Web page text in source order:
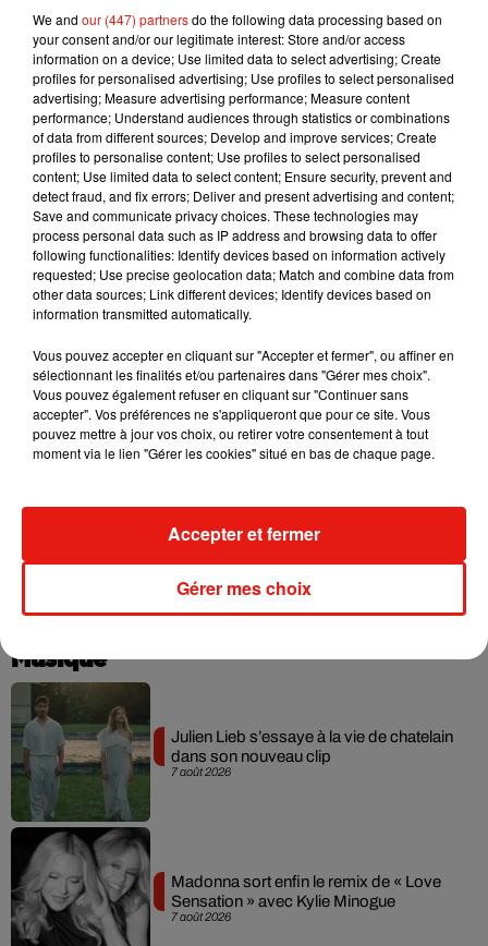
Voir cette publication sur Instagram
#Throwback To Brad Pitt in 2012. #Bradpitt #2012
Une publication partagée parBrad Pitt(@bradpittoffcial) le 9 Oct.
Une chose semble donc sûre : si Brad Pitt rejoint un jour
Thomas Shelby et sa bande, c'est pour un vrai rôle et non en
beau gosse d'Hollywood débarquera, ou non, dans les
prochains épisodes. Affaire à suivre...
Musique
7 août 2026
Julien Lieb s’essaye à la vie de chatelain
dans son nouveau clip
7 août 2026
Madonna sort enfin le remix de « Love
Sensation » avec Kylie Minogue
We and our (447) partnersdo the following data processing based on
your consent and/or our legitimate interest: Store and/or access
information on a device; Use limited data to select advertising; Create
profiles for personalised advertising; Use profiles to select personalised
advertising; Measure advertising performance; Measure content
performance; Understand audiences through statistics or combinations
of data from different sources; Develop and improve services; Create
profiles to personalise content; Use profiles to select personalised
content; Use limited data to select content; Ensure security, prevent and
detect fraud, and fix errors; Deliver and present advertising and content;
Save and communicate privacy choices. These technologies may
process personal data such as IP address and browsing data to offer
following functionalities: Identify devices based on information actively
requested; Use precise geolocation data; Match and combine data from
other data sources; Link different devices; Identify devices based on
information transmitted automatically.
Vous pouvez accepter en cliquant sur "Accepter et fermer", ou affiner en
sélectionnant les finalités et/ou partenaires dans "Gérer mes choix".
Vous pouvez également refuser en cliquant sur "Continuer sans
accepter". Vos préférences ne s'appliqueront que pour ce site. Vous
pouvez mettre à jour vos choix, ou retirer votre consentement à tout
moment via le lien "Gérer les cookies" situé en bas de chaque page.
Gérer mes choix
Accepter et fermer